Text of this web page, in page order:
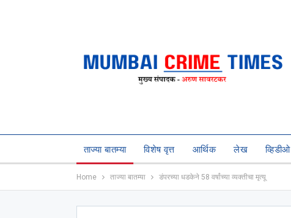
ताज्या बातम्या विशेष वृत्त आर्थिक लेख व्हिडीओ
Home ताज्या बातम्या डंपरच्या धडकेने 58 वर्षांच्या व्यक्तीचा मृत्यू